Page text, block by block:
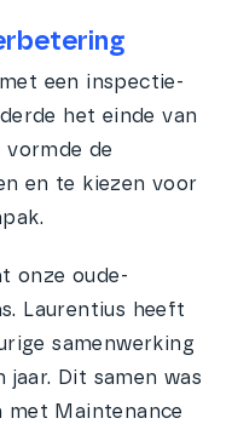
een inspectie-
het einde van
vormde de
en te kiezen voor
onze oude-
Laurentius heeft
samenwerking
jaar. Dit samen was
met Maintenance